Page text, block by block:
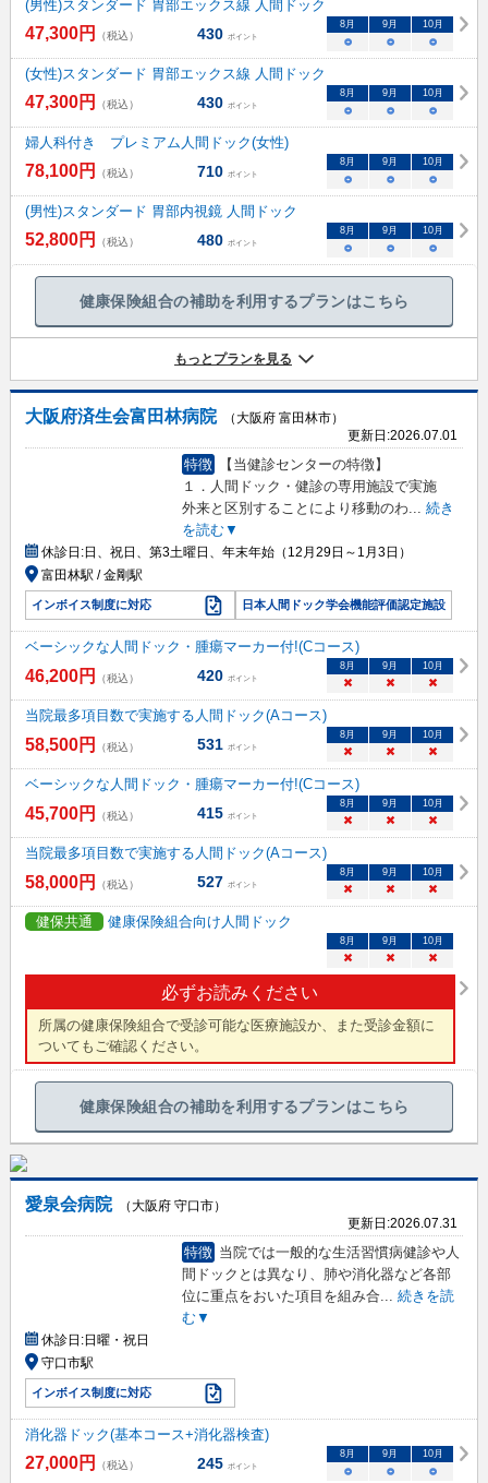
(男性)スタンダード 胃部エックス線 人間ドック
47,300円 （税込） 430 ポイント
8 月 9 月 10月
○ ○ ○
(女性)スタンダード 胃部エックス線 人間ドック
47,300円 （税込） 430 ポイント
8 月 9 月 10月
○ ○ ○
婦人科付き プレミアム人間ドック(女性)
78,100円 （税込） 710 ポイント
8 月 9 月 10月
○ ○ ○
(男性)スタンダード 胃部内視鏡 人間ドック
52,800円 （税込） 480 ポイント
8 月 9 月 10月
○ ○ ○
健康保険組合の補助を利用するプランはこちら
もっとプランを見る
大阪府済生会富田林病院
（大阪府 富田林市）
更新日:2026.07.01
特徴
【当健診センターの特徴】
１．人間ドック・健診の専用施設で実施
外来と区別することにより移動のわ... 続き
を読む▼
休診日:日、祝日、第3土曜日、年末年始（12月29日～1月3日）
富田林駅 / 金剛駅
インボイス制度に対応 日本人間ドック学会機能評価認定施設
ベーシックな人間ドック・腫瘍マーカー付!(Cコース)
46,200円 （税込） 420 ポイント
8月 9月 10月
× × ×
当院最多項目数で実施する人間ドック(Aコース)
58,500円 （税込） 531 ポイント
8月 9月 10月
× × ×
ベーシックな人間ドック・腫瘍マーカー付!(Cコース)
45,700円 （税込） 415 ポイント
8月 9月 10月
× × ×
当院最多項目数で実施する人間ドック(Aコース)
58,000円 （税込） 527 ポイント
8月 9月 10月
× × ×
健保共通 健康保険組合向け人間ドック
必ずお読みください
所属の健康保険組合で受診可能な医療施設か、また受診金額に
ついてもご確認ください。
8月 9月 10月
× × ×
健康保険組合の補助を利用するプランはこちら
愛泉会病院
（大阪府 守口市）
更新日:2026.07.31
特徴 当院では一般的な生活習慣病健診や人
間ドックとは異なり、肺や消化器など各部
位に重点をおいた項目を組み合...
続きを読
む▼
休診日:日曜・祝日
守口市駅
インボイス制度に対応
消化器ドック(基本コース+消化器検査)
27,000円 （税込） 245 ポイント
8 月 9 月 10月
○ ○ ○